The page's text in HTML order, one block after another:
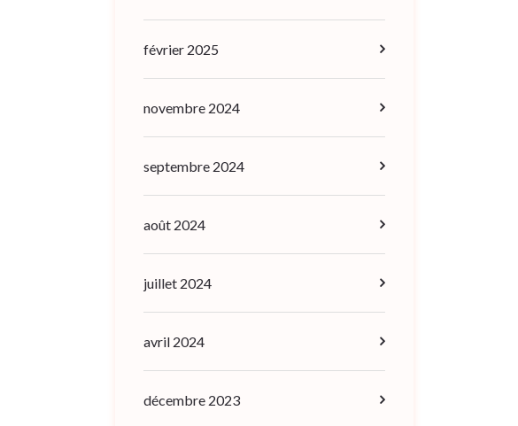
février 2025
novembre 2024
septembre 2024
août 2024
juillet 2024
avril 2024
décembre 2023